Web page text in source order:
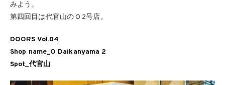
みよう。
第四回目は代官山の O 2号店。
DOORS Vol.04
Shop name_O Daikanyama 2
Spot_代官山